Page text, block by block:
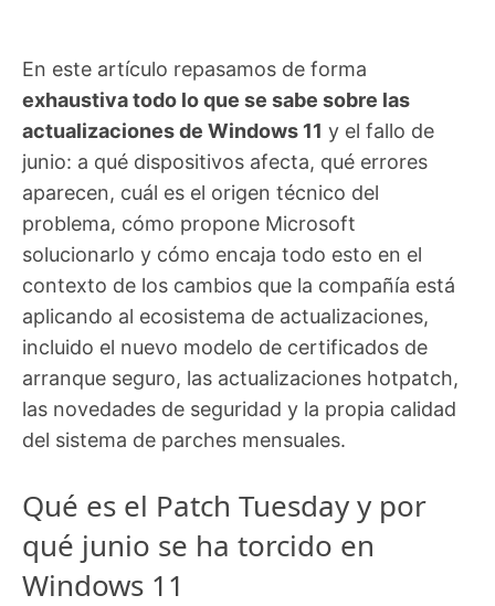
En este artículo repasamos de forma
exhaustiva todo lo que se sabe sobre las
actualizaciones de Windows 11 y el fallo de
junio: a qué dispositivos afecta, qué errores
aparecen, cuál es el origen técnico del
problema, cómo propone Microsoft
solucionarlo y cómo encaja todo esto en el
contexto de los cambios que la compañía está
aplicando al ecosistema de actualizaciones,
incluido el nuevo modelo de certificados de
arranque seguro, las actualizaciones hotpatch,
las novedades de seguridad y la propia calidad
del sistema de parches mensuales.
Qué es el Patch Tuesday y por
qué junio se ha torcido en
Windows 11